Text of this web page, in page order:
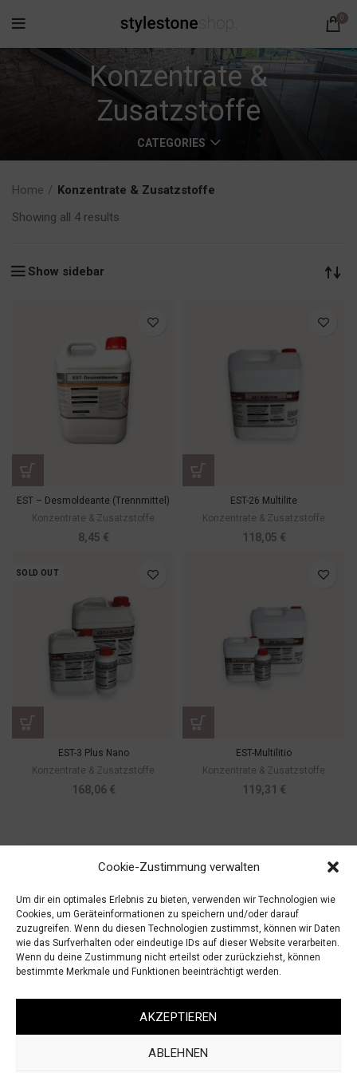
Cookie-Zustimmung verwalten
Um dir ein optimales Erlebnis zu bieten, verwenden wir Technologien wie
Cookies, um Geräteinformationen zu speichern und/oder darauf
zuzugreifen. Wenn du diesen Technologien zustimmst, können wir Daten
wie das Surfverhalten oder eindeutige IDs auf dieser Website verarbeiten.
Wenn du deine Zustimmung nicht erteilst oder zurückziehst, können
bestimmte Merkmale und Funktionen beeinträchtigt werden.
AKZEPTIEREN
ABLEHNEN
0
Konzentrate &
Zusatzstoffe
CATEGORIES
Home
Konzentrate & Zusatzstoffe
Showing all 4 results
Show sidebar
EST – Desmoldeante (Trennmittel)
Konzentrate & Zusatzstoffe
8,45 €
EST-26 Multilite
Konzentrate & Zusatzstoffe
118,05 €
SOLD OUT
EST-3 Plus Nano
Konzentrate & Zusatzstoffe
168,06 €
EST-Multilitio
Konzentrate & Zusatzstoffe
119,31 €